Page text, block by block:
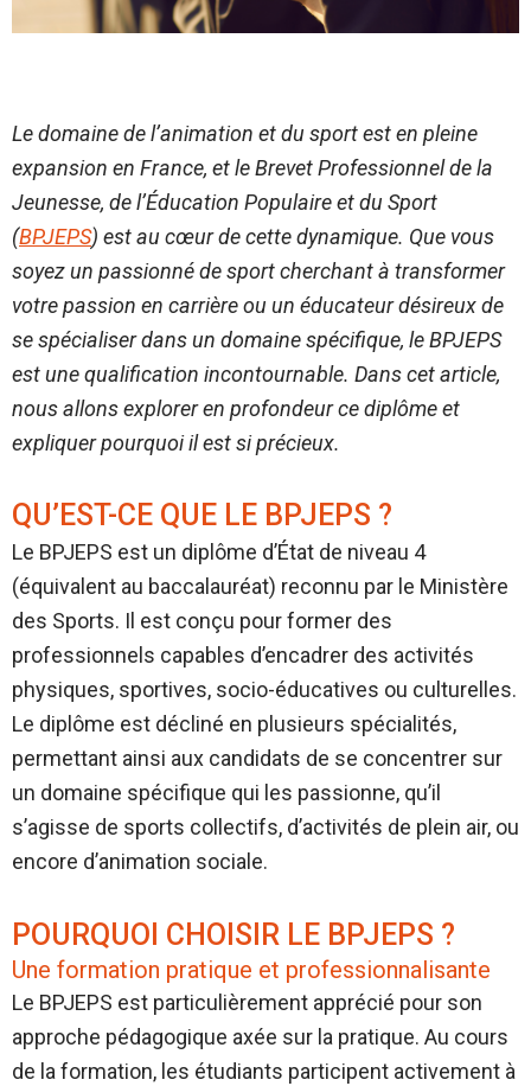
Le domaine de l’animation et du sport est en pleine
expansion en France, et le Brevet Professionnel de la
Jeunesse, de l’Éducation Populaire et du Sport
(BPJEPS) est au cœur de cette dynamique. Que vous
soyez un passionné de sport cherchant à transformer
votre passion en carrière ou un éducateur désireux de
se spécialiser dans un domaine spécifique, le BPJEPS
est une qualification incontournable. Dans cet article,
nous allons explorer en profondeur ce diplôme et
expliquer pourquoi il est si précieux.
QU’EST-CE QUE LE BPJEPS ?
Le BPJEPS est un diplôme d’État de niveau 4
(équivalent au baccalauréat) reconnu par le Ministère
des Sports. Il est conçu pour former des
professionnels capables d’encadrer des activités
physiques, sportives, socio-éducatives ou culturelles.
Le diplôme est décliné en plusieurs spécialités,
permettant ainsi aux candidats de se concentrer sur
un domaine spécifique qui les passionne, qu’il
s’agisse de sports collectifs, d’activités de plein air, ou
encore d’animation sociale.
POURQUOI CHOISIR LE BPJEPS ?
Une formation pratique et professionnalisante
Le BPJEPS est particulièrement apprécié pour son
approche pédagogique axée sur la pratique. Au cours
de la formation, les étudiants participent activement à